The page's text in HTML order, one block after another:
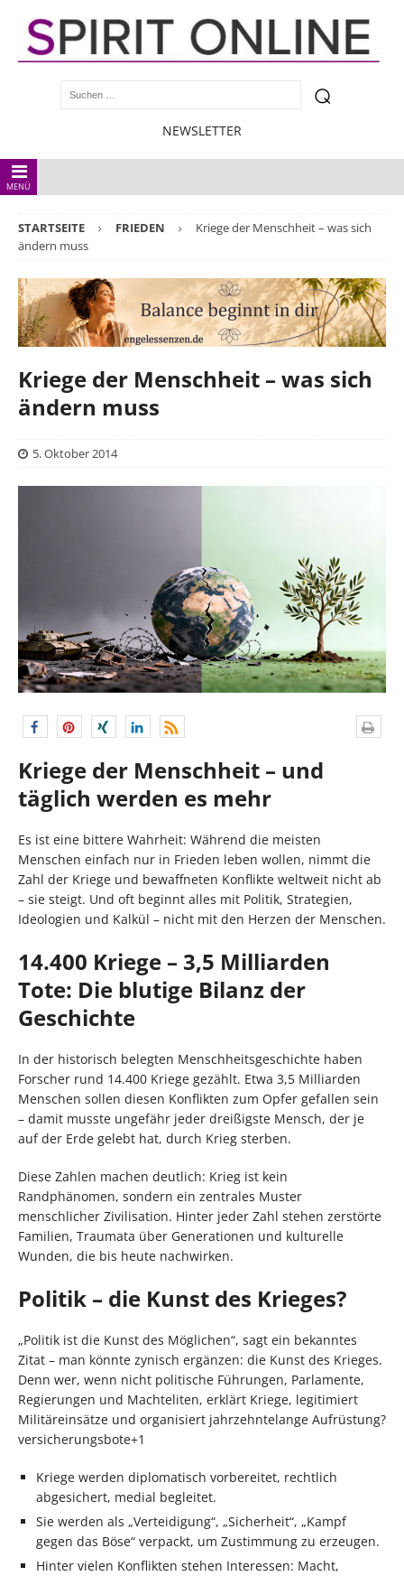
NEWSLETTER
MENÜ
STARTSEITE FRIEDEN
Kriege der Menschheit – was sich
ändern muss
Kriege der Menschheit – was sich
ändern muss
5. Oktober 2014
Kriege der Menschheit – und
täglich werden es mehr
Es ist eine bittere Wahrheit: Während die meisten
Menschen einfach nur in Frieden leben wollen, nimmt die
Zahl der Kriege und bewaffneten Konflikte weltweit nicht ab
– sie steigt. Und oft beginnt alles mit Politik, Strategien,
Ideologien und Kalkül – nicht mit den Herzen der Menschen.
14.400 Kriege – 3,5 Milliarden
Tote: Die blutige Bilanz der
Geschichte
In der historisch belegten Menschheitsgeschichte haben
Forscher rund 14.400 Kriege gezählt. Etwa 3,5 Milliarden
Menschen sollen diesen Konflikten zum Opfer gefallen sein
– damit musste ungefähr jeder dreißigste Mensch, der je
auf der Erde gelebt hat, durch Krieg sterben.
Diese Zahlen machen deutlich: Krieg ist kein
Randphänomen, sondern ein zentrales Muster
menschlicher Zivilisation. Hinter jeder Zahl stehen zerstörte
Familien, Traumata über Generationen und kulturelle
Wunden, die bis heute nachwirken.
Politik – die Kunst des Krieges?
„Politik ist die Kunst des Möglichen“, sagt ein bekanntes
Zitat – man könnte zynisch ergänzen: die Kunst des Krieges.
Denn wer, wenn nicht politische Führungen, Parlamente,
Regierungen und Machteliten, erklärt Kriege, legitimiert
Militäreinsätze und organisiert jahrzehntelange Aufrüstung?
versicherungsbote+1
Kriege werden diplomatisch vorbereitet, rechtlich
abgesichert, medial begleitet.
Sie werden als „Verteidigung“, „Sicherheit“, „Kampf
gegen das Böse“ verpackt, um Zustimmung zu erzeugen.
Hinter vielen Konflikten stehen Interessen: Macht,